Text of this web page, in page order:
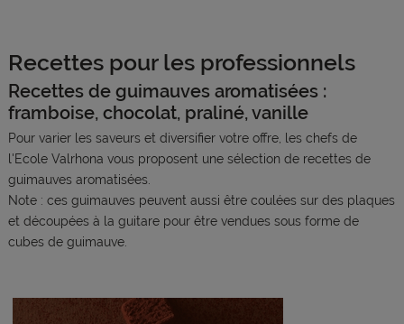
Recettes pour les professionnels
Recettes de guimauves aromatisées :
framboise, chocolat, praliné, vanille
Pour varier les saveurs et diversifier votre offre, les chefs de
l'Ecole Valrhona vous proposent une sélection de recettes de
guimauves aromatisées.
Note : ces guimauves peuvent aussi être coulées sur des plaques
et découpées à la guitare pour être vendues sous forme de
cubes de guimauve.